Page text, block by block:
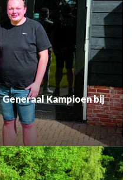
Kampioen bij